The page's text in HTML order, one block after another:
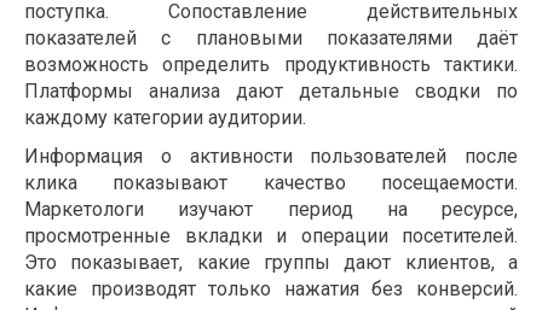
поступка. Сопоставление действительных
показателей с плановыми показателями даёт
возможность определить продуктивность тактики.
Платформы анализа дают детальные сводки по
каждому категории аудитории.
Информация о активности пользователей после
клика показывают качество посещаемости.
Маркетологи изучают период на ресурсе,
просмотренные вкладки и операции посетителей.
Это показывает, какие группы дают клиентов, а
какие производят только нажатия без конверсий.